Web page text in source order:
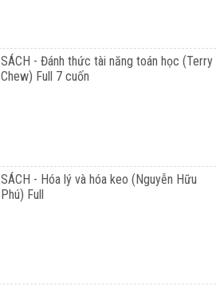
SÁCH - Đánh thức tài năng toán học (Terry
Chew) Full 7 cuốn
SÁCH - Hóa lý và hóa keo (Nguyễn Hữu
Phú) Full